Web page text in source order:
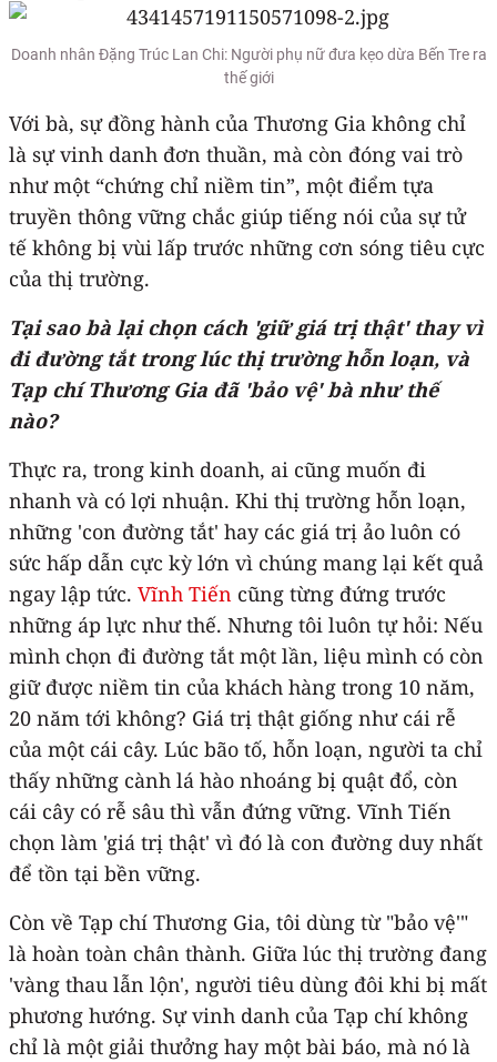
Doanh nhân Đặng Trúc Lan Chi: Người phụ nữ đưa kẹo dừa Bến Tre ra
thế giới
Với bà, sự đồng hành của Thương Gia không chỉ
là sự vinh danh đơn thuần, mà còn đóng vai trò
như một “chứng chỉ niềm tin”, một điểm tựa
truyền thông vững chắc giúp tiếng nói của sự tử
tế không bị vùi lấp trước những cơn sóng tiêu cực
của thị trường.
Tại sao bà lại chọn cách 'giữ giá trị thật' thay vì
đi đường tắt trong lúc thị trường hỗn loạn, và
Tạp chí Thương Gia đã 'bảo vệ' bà như thế
nào?
Thực ra, trong kinh doanh, ai cũng muốn đi
nhanh và có lợi nhuận. Khi thị trường hỗn loạn,
những 'con đường tắt' hay các giá trị ảo luôn có
sức hấp dẫn cực kỳ lớn vì chúng mang lại kết quả
ngay lập tức. Vĩnh Tiến cũng từng đứng trước
những áp lực như thế. Nhưng tôi luôn tự hỏi: Nếu
mình chọn đi đường tắt một lần, liệu mình có còn
giữ được niềm tin của khách hàng trong 10 năm,
20 năm tới không? Giá trị thật giống như cái rễ
của một cái cây. Lúc bão tố, hỗn loạn, người ta chỉ
thấy những cành lá hào nhoáng bị quật đổ, còn
cái cây có rễ sâu thì vẫn đứng vững. Vĩnh Tiến
chọn làm 'giá trị thật' vì đó là con đường duy nhất
để tồn tại bền vững.
Còn về Tạp chí Thương Gia, tôi dùng từ "bảo vệ'"
là hoàn toàn chân thành. Giữa lúc thị trường đang
'vàng thau lẫn lộn', người tiêu dùng đôi khi bị mất
phương hướng. Sự vinh danh của Tạp chí không
chỉ là một giải thưởng hay một bài báo, mà nó là